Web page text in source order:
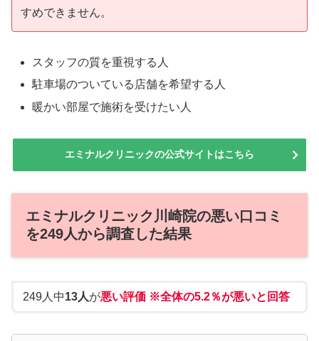
すめできません。
スタッフの質を重視する人
駐車場のついている店舗を希望する人
暖かい部屋で施術を受けたい人
エミナルクリニックの公式サイトはこちら
エミナルクリニック川崎院の悪い口コミ
を249人から調査した結果
249人中13人が悪い評価 ※全体の5.2％が悪いと回答